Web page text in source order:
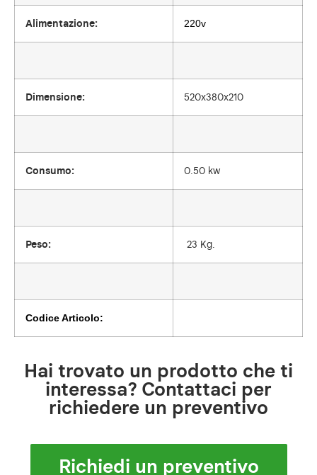
Alimentazione: 220v
Dimensione: 520x380x210
Consumo: 0.50 kw
Peso: 23 Kg.
Codice Articolo:
Hai trovato un prodotto che ti
interessa? Contattaci per
richiedere un preventivo
Richiedi un preventivo